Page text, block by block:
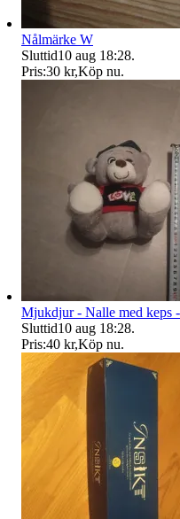
Nålmärke W
Sluttid10 aug 18:28.
Pris:30 kr,Köp nu.
Mjukdjur - Nalle med keps
Sluttid10 aug 18:28.
Pris:40 kr,Köp nu.